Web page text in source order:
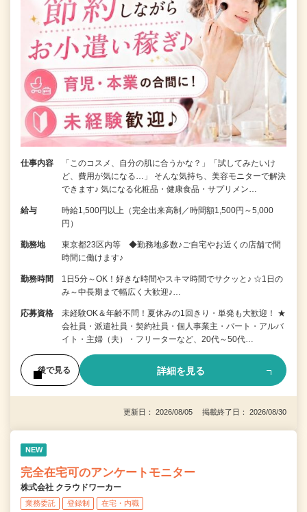
仕事内容
「このコスメ、自分の肌に合うかな？」「試してみたいけ
ど、費用が気になる…」 そんな気持ち、美容モニターで解決
できます♪ 気になる化粧品・健康食品・サプリメン…
給与
時給1,500円以上（完全出来高制／時間額1,500円～5,000
円）
勤務地
東京都23区内等 ◆勤務地多数♪ご自宅やお近くの店舗で間
時間に働けます♪
勤務時間
1日5分～OK！好きな時間やスキマ時間でサクッと♪ ☆1日の
み～中長期まで幅広く大歓迎♪…
応募資格
未経験OK＆年齢不問！夏休みの1回きり・単発も大歓迎！ ★
会社員・派遣社員・契約社員・個人事業主・パート・アルバ
イト・主婦（夫）・フリーターなど、20代～50代…
後で見る 詳細を見る
更新日： 2026/08/05 掲載終了日： 2026/08/30
NEW
完全在宅可のアンケートモニター
株式会社 クラウドワーカー
業務委託 登録制 在宅・内職